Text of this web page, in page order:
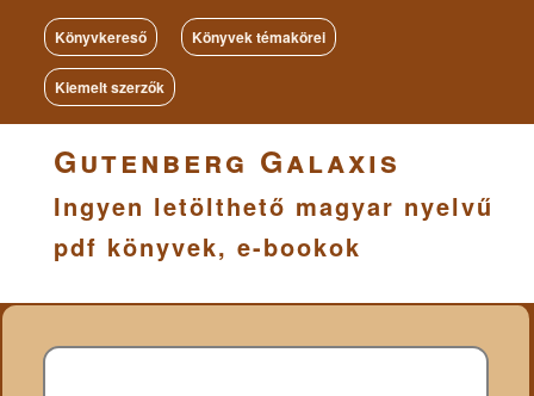
Könyvkereső Könyvek témakörei
Kiemelt szerzők
Gutenberg Galaxis
Ingyen letölthető magyar nyelvű
pdf könyvek, e-bookok